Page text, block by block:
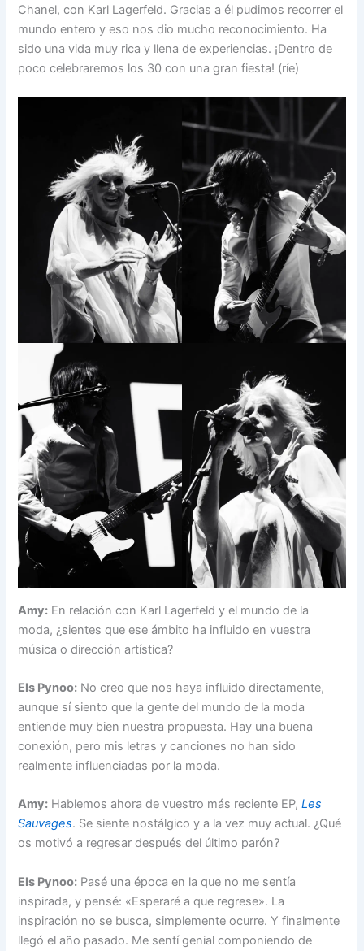
Chanel, con Karl Lagerfeld. Gracias a él pudimos recorrer el
mundo entero y eso nos dio mucho reconocimiento. Ha
sido una vida muy rica y llena de experiencias. ¡Dentro de
poco celebraremos los 30 con una gran fiesta! (ríe)
Amy: En relación con Karl Lagerfeld y el mundo de la
moda, ¿sientes que ese ámbito ha influido en vuestra
música o dirección artística?
Els Pynoo: No creo que nos haya influido directamente,
aunque sí siento que la gente del mundo de la moda
entiende muy bien nuestra propuesta. Hay una buena
conexión, pero mis letras y canciones no han sido
realmente influenciadas por la moda.
Amy: Hablemos ahora de vuestro más reciente EP,Les
Sauvages. Se siente nostálgico y a la vez muy actual. ¿Qué
os motivó a regresar después del último parón?
Els Pynoo: Pasé una época en la que no me sentía
inspirada, y pensé: «Esperaré a que regrese». La
inspiración no se busca, simplemente ocurre. Y finalmente
llegó el año pasado. Me sentí genial componiendo de